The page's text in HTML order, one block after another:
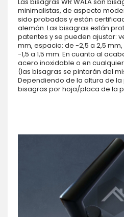
minimalistas, de aspecto
sido probadas y están
alemán. Las bisagras están
patentes y se pueden ajustar:
mm, espacio: de -2,5 a 2,5
-1,5 a 1,5 mm. En cuanto al
acero inoxidable o en
(las bisagras se pintarán del
Dependiendo de la altura de la
bisagras por hoja/placa de la